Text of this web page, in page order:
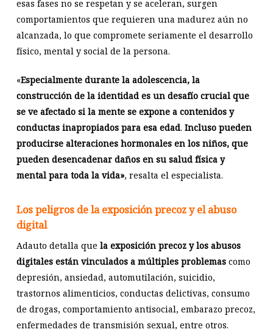
esas fases no se respetan y se aceleran, surgen
comportamientos que requieren una madurez aún no
alcanzada, lo que compromete seriamente el desarrollo
físico, mental y social de la persona.
«Especialmente durante la adolescencia, la
construcción de la identidad es un desafío crucial que
se ve afectado si la mente se expone a contenidos y
conductas inapropiados para esa edad. Incluso pueden
producirse alteraciones hormonales en los niños, que
pueden desencadenar daños en su salud física y
mental para toda la vida», resalta el especialista.
Los peligros de la exposición precoz y el abuso
digital
Adauto detalla que la exposición precoz y los abusos
digitales están vinculados a múltiples problemas como
depresión, ansiedad, automutilación, suicidio,
trastornos alimenticios, conductas delictivas, consumo
de drogas, comportamiento antisocial, embarazo precoz,
enfermedades de transmisión sexual, entre otros.